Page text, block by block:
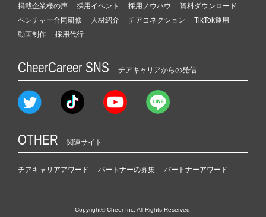
掲載企業様の声 採用イベント 採用ノウハウ
資料ダウンロード
ベンチャー合同研修
人材紹介 チアコネクション
TikTok運用
動画制作
採用代行
CheerCareer SNS チアキャリアからの発信
OTHER 関連サイト
チアキャリアアワード パートナーの募集 パートナーアワード
Copyright© Cheer Inc. All Rights Reserved.